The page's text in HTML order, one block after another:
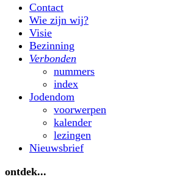
Contact
Wie zijn wij?
Visie
Bezinning
Verbonden
nummers
index
Jodendom
voorwerpen
kalender
lezingen
Nieuwsbrief
ontdek...